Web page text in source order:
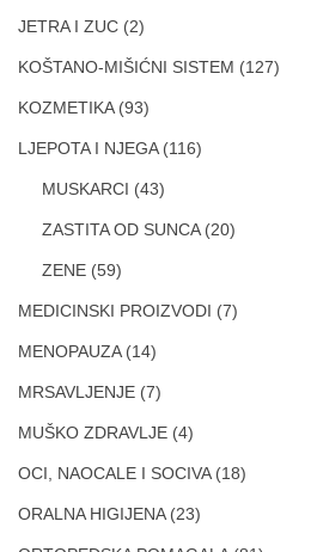
JETRA I ZUC (2)
KOŠTANO-MIŠIĆNI SISTEM (127)
KOZMETIKA (93)
LJEPOTA I NJEGA (116)
MUSKARCI (43)
ZASTITA OD SUNCA (20)
ZENE (59)
MEDICINSKI PROIZVODI (7)
MENOPAUZA (14)
MRSAVLJENJE (7)
MUŠKO ZDRAVLJE (4)
OCI, NAOCALE I SOCIVA (18)
ORALNA HIGIJENA (23)